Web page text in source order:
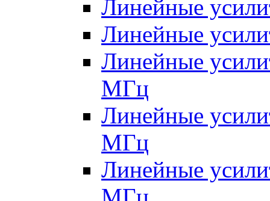
Линейные
Линейные
Линейные
МГц
Линейные
МГц
Линейные